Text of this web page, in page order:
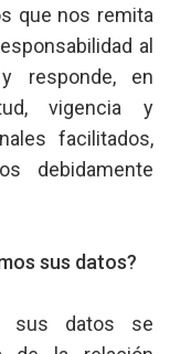
que nos remita
al
responde, en
vigencia y
facilitados,
debidamente
sus datos?
sus datos se